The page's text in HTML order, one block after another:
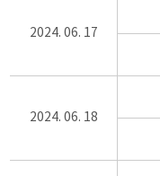
2024. 06. 17
2024. 06. 18